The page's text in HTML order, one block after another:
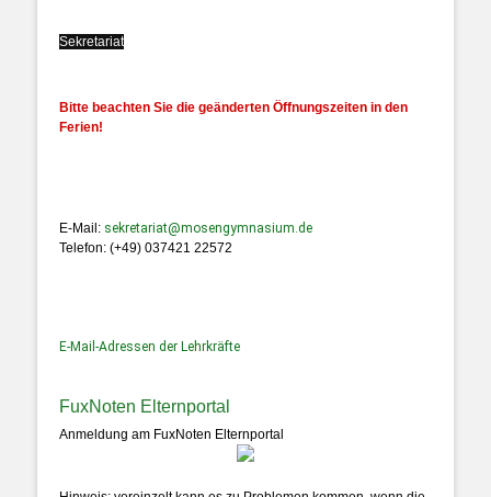
Sekretariat
Bitte beachten Sie die geänderten Öffnungszeiten in den
Ferien!
E-Mail: sekretariat@mosengymnasium.de
Telefon: (+49) 037421 22572
E-Mail-Adressen der Lehrkräfte
FuxNoten Elternportal
Anmeldung am FuxNoten Elternportal